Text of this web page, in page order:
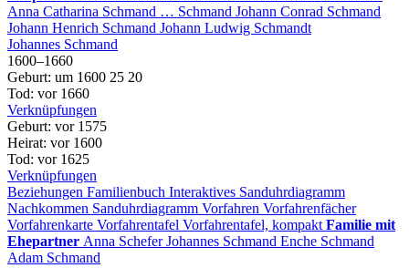
Anna Catharina Schmand … Schmand Johann Conrad Schmand
Johann Henrich Schmand Johann Ludwig Schmandt
Johannes Schmand
1600–1660
Geburt: um 1600 25 20
Tod: vor 1660
Verknüpfungen
Geburt: vor 1575
Heirat: vor 1600
Tod: vor 1625
Verknüpfungen
Beziehungen Familienbuch Interaktives Sanduhrdiagramm
Nachkommen Sanduhrdiagramm Vorfahren Vorfahrenfächer
Vorfahrenkarte Vorfahrentafel Vorfahrentafel, kompakt Familie mit
Ehepartner Anna Schefer Johannes Schmand Enche Schmand
Adam Schmand